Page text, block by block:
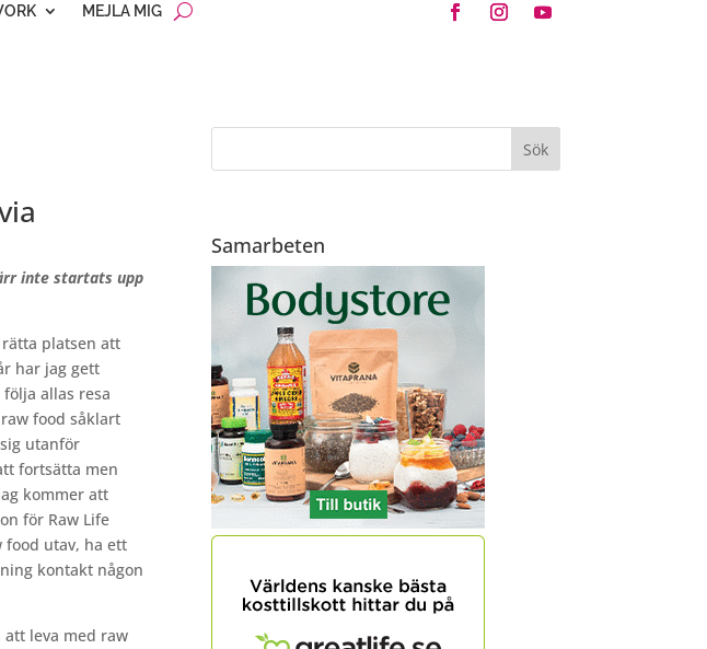
MEJLA MIG
inte startats upp
rätta platsen att
har jag gett
allas resa
food såklart
utanför
fortsätta men
kommer att
för Raw Life
utav, ha ett
kontakt någon
leva med raw
Samarbeten